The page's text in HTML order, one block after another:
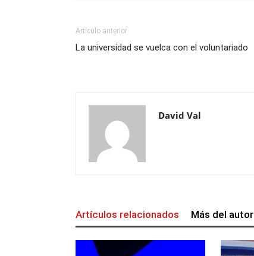
Artículo anterior
La universidad se vuelca con el voluntariado
David Val
Artículos relacionados Más del autor